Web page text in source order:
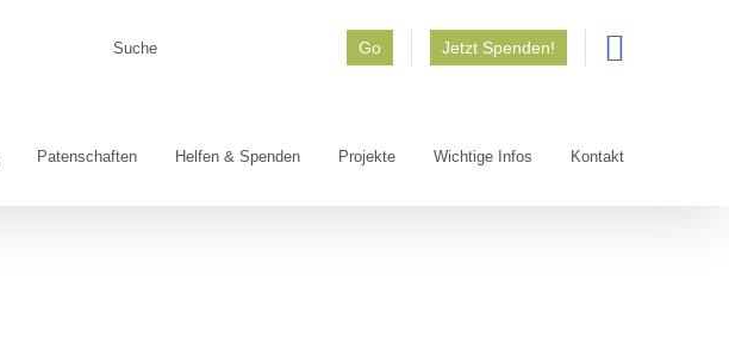
Go Jetzt Spenden!
Patenschaften Helfen & Spenden Projekte Wichtige Infos Kontakt